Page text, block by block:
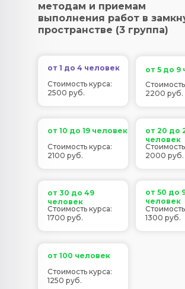
методам и приемам
выполнения работ в
пространстве (3 группа)
от 1 до 4 человек
Стоимость курса:
2500 руб.
от 5 до 9
от 10 до 19 человек
от 20 до
человек
от 30 до 49
человек
от 50 до
человек
от 100 человек
2200 руб.
Стоимость курса:
2100 руб.
2000 руб.
Стоимость курса:
1700 руб.
1300 руб.
Стоимость курса:
1250 руб.